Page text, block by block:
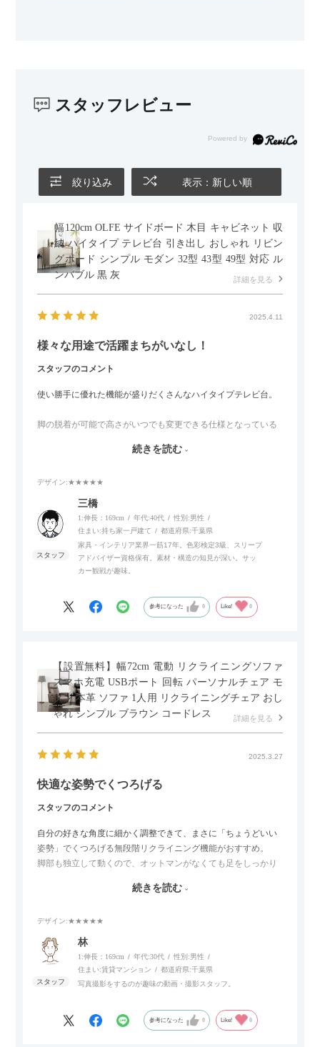
スタッフレビュー
絞り込み 表示：新しい順
幅120cm OLFE サイドボード 木目 キャビネット 収
納 ハイタイプ テレビ台 引き出し おしゃれ リビン
グボード シンプル モダン 32型 43型 49型 対応 ル
ンバブル 黒 灰
詳細を見る
2025.4.11
様々な用途で活躍まちがいなし！
スタッフのコメント
使い勝手に優れた機能が盛りだくさんなハイタイプテレビ台。
脚の脱着が可能で高さがいつでも変更できる仕様となっている
また、補助テーブルとして使用可能なスライドテーブルや収納
内部にもプリンターなどが置けるスライド棚板がついているの
でテレビ台以外にもオフィスなどでの収納家具やリビングでの
サイドボードとして多目的な用途に対応しています。
また、扉は横方向へのスライド式となっているので開閉時のス
ペースを最小限に抑えられ、省スペースでご利用いただけるの
続きを読む
デザイン:★★★★★
三橋
1:伸長：169cm 年代:40代 性別:男性
住まい:持ち家一戸建て 都道府県:千葉県
家具・インテリア業界一筋17年。色彩検定3級、スリープ
アドバイザー資格保有。素材・構造の知見が深い。サッ
カー観戦が趣味。
参考になった 0 Like! 0
【設置無料】幅72cm 電動 リクライニングソファ
スマホ充電 USBポート 回転 パーソナルチェア モ
ダン 本革 ソファ 1人用 リクライニングチェア おし
ゃれ シンプル ブラウン コードレス
詳細を見る
2025.3.27
快適な姿勢でくつろげる
スタッフのコメント
自分の好きな角度に細かく調整できて、まさに「ちょうどいい
姿勢」でくつろげる無段階リクライニング機能がおすすめ。
脚部も独立して動くので、オットマンがなくても足をしっかり
スマホやタブレットを充電しながらリラックスできるのが嬉し
個人的にはコードレス＆充電式なので、コンセントの場所を気
にせず、好きな場所に置けるのが画期的に感じました。
続きを読む
デザイン:★★★★★
林
1:伸長：169cm 年代:30代 性別:男性
住まい:賃貸マンション 都道府県:千葉県
写真撮影をするのが趣味の動画・撮影スタッフ。
参考になった 0 Like! 0